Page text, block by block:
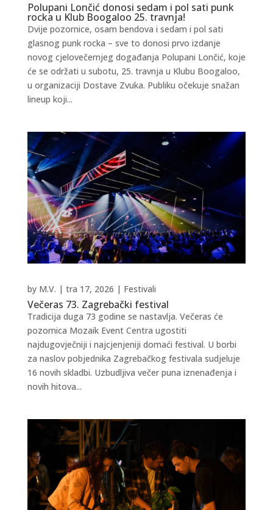
Polupani Lončić donosi sedam i pol sati punk
rocka u Klub Boogaloo 25. travnja!
Dvije pozornice, osam bendova i sedam i pol sati
glasnog punk rocka – sve to donosi prvo izdanje
novog cjelovečernjeg događanja Polupani Lončić, koje
će se održati u subotu, 25. travnja u Klubu Boogaloo,
u organizaciji Dostave Zvuka. Publiku očekuje snažan
lineup koji...
Večeras 73. Zagrebački festival
by M.V. | tra 17, 2026 | Festivali
Tradicija duga 73 godine se nastavlja. Večeras će
pozornica Mozaik Event Centra ugostiti
najdugovječniji i najcjenjeniji domaći festival. U borbi
za naslov pobjednika Zagrebačkog festivala sudjeluje
16 novih skladbi. Uzbudljiva večer puna iznenađenja i
novih hitova...